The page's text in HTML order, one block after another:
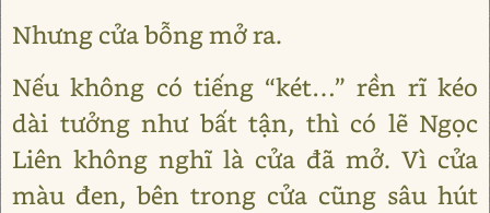
Nhưng cửa bỗng mở ra.
Nếu không có tiếng “két…” rền rĩ kéo
dài tưởng như bất tận, thì có lẽ Ngọc
Liên không nghĩ là cửa đã mở. Vì cửa
màu đen, bên trong cửa cũng sâu hút